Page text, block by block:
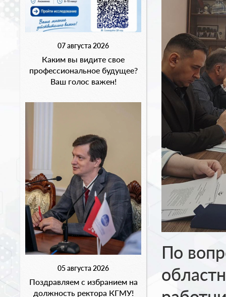
07 августа 2026
Каким вы видите свое
профессиональное будущее?
Ваш голос важен!
05 августа 2026
Поздравляем с избранием на
должность ректора КГМУ!
По